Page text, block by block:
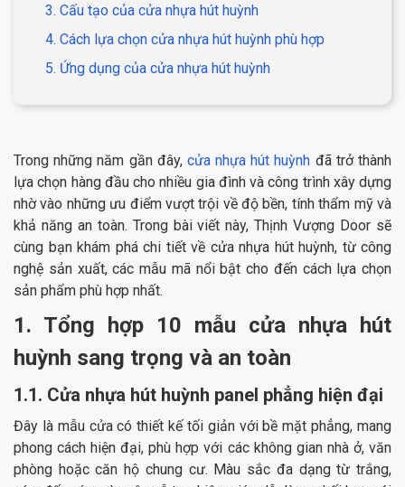
3. Cấu tạo của cửa nhựa hút huỳnh
4. Cách lựa chọn cửa nhựa hút huỳnh phù hợp
5. Ứng dụng của cửa nhựa hút huỳnh
Trong những năm gần đây, cửa nhựa hút huỳnh đã trở thành
lựa chọn hàng đầu cho nhiều gia đình và công trình xây dựng
nhờ vào những ưu điểm vượt trội về độ bền, tính thẩm mỹ và
khả năng an toàn. Trong bài viết này, Thịnh Vượng Door sẽ
cùng bạn khám phá chi tiết về cửa nhựa hút huỳnh, từ công
nghệ sản xuất, các mẫu mã nổi bật cho đến cách lựa chọn
sản phẩm phù hợp nhất.
1. Tổng hợp 10 mẫu cửa nhựa hút
huỳnh sang trọng và an toàn
1.1. Cửa nhựa hút huỳnh panel phẳng hiện đại
Đây là mẫu cửa có thiết kế tối giản với bề mặt phẳng, mang
phong cách hiện đại, phù hợp với các không gian nhà ở, văn
phòng hoặc căn hộ chung cư. Màu sắc đa dạng từ trắng,